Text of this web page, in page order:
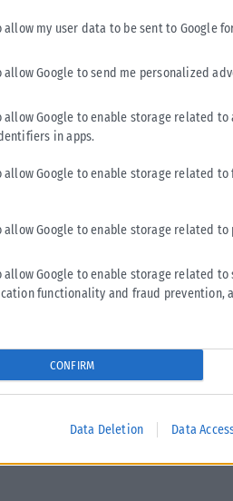
allow my user data to be sent to Google
allow Google to send me personalized
allow Google to enable storage related
in apps.
allow Google to enable storage related
allow Google to enable storage related
allow Google to enable storage related
functionality and fraud prevention,
CONFIRM
Data Deletion Data
αμφισβητήσεις για το καλώδιο
διασύνδεσης Ελλάδας-Κύπρου
Meridiam για την ηλεκτρική